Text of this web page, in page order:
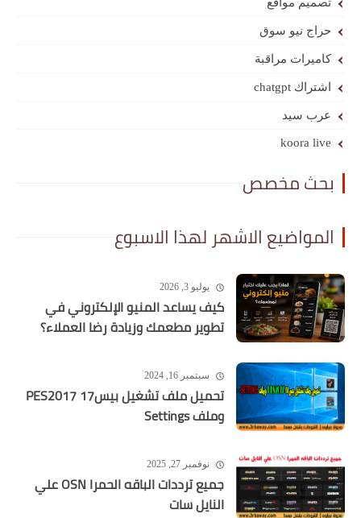
تصميم مواقع
حراج نيو سوق
كاميرات مراقبة
اشتراك chatgpt
عرب سيد
koora live
بحث مخصص
المواضيع الاشهر لهذا الاسبوع
يوليو 3, 2026
كيف يساعد المنيو الإلكتروني في
تطوير مطعمك وزيادة رضا العملاء؟
سبتمبر 16, 2024
تحميل ملف تشغيل بيس17 PES2017
وملف Settings
نوفمبر 27, 2025
جميع ترددات الباقه الحمرا OSN علي
النايل سات